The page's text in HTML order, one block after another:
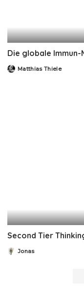
Die globale Immun-
PostedMatthias Thiele
Second Tier
Posted
Jonas